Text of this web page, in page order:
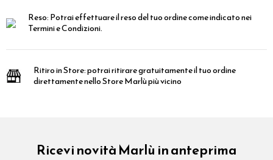
Reso:Potrai effettuare il reso del tuo ordine come indicato nei
Termini e Condizioni.
Ritiro in Store:potrai ritirare gratuitamente il tuo ordine
direttamente nello Store Marlù più vicino
Ricevi novità Marlù in anteprima